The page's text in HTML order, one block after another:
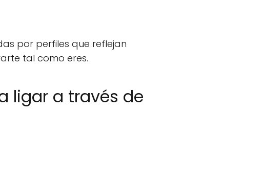
por perfiles que reflejan
tal como eres.
ligar a través de